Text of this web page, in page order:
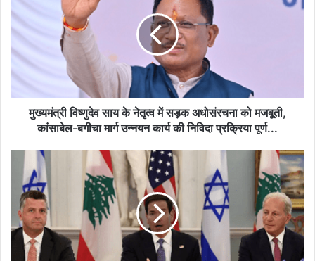
साय
के
नेतृत्व
में
सड़क
अधोसंरचना
को
मजबूती,
कांसाबेल-
उन्नयन
कार्य
निविदा
प्रक्रिया
पूर्ण...
मुख्यमंत्री विष्णुदेव साय के नेतृत्व में सड़क अधोसंरचना को मजबूती,
कांसाबेल-बगीचा मार्ग उन्नयन कार्य की निविदा प्रक्रिया पूर्ण...
Israel-
Lebanon
Talks:
मिडिल
ईस्ट
में
शांति